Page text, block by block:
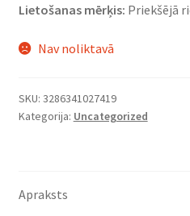
Lietošanas mērķis: Priekšējā
Nav noliktavā
SKU: 3286341027419
Kategorija: Uncategorized
Apraksts